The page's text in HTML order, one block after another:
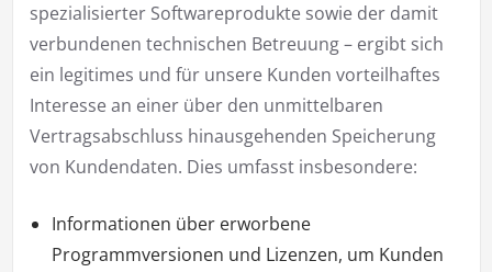
spezialisierter Softwareprodukte sowie der damit
verbundenen technischen Betreuung – ergibt sich
ein legitimes und für unsere Kunden vorteilhaftes
Interesse an einer über den unmittelbaren
Vertragsabschluss hinausgehenden Speicherung
von Kundendaten. Dies umfasst insbesondere:
Informationen über erworbene
Programmversionen und Lizenzen, um Kunden